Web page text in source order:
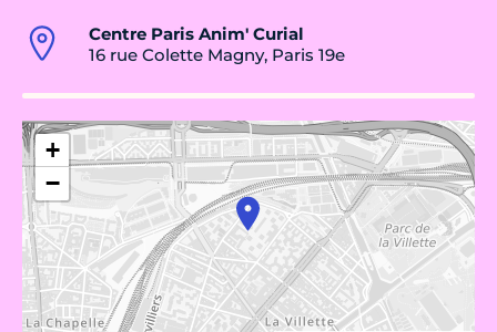
Centre Paris Anim' Curial
16 rue Colette Magny, Paris 19e
+
−